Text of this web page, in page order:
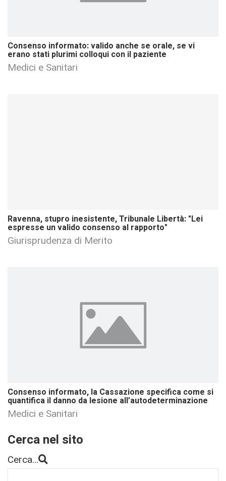
Consenso informato: valido anche se orale, se vi
erano stati plurimi colloqui con il paziente
Medici e Sanitari
Ravenna, stupro inesistente, Tribunale Libertà: "Lei
espresse un valido consenso al rapporto"
Giurisprudenza di Merito
Consenso informato, la Cassazione specifica come si
quantifica il danno da lesione all’autodeterminazione
Medici e Sanitari
Cerca nel sito
Cerca...